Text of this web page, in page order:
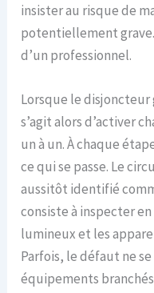
insister au risque de
potentiellement
d’un professionnel.
Lorsque le
s’agit alors d’activer
un à un. À chaque
ce qui se passe. Le
aussitôt identifié
consiste à inspecter
lumineux et les
Parfois, le défaut ne
équipements